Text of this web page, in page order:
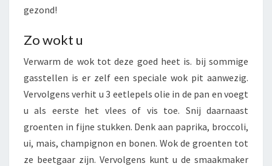
gezond!
Zo wokt u
Verwarm de wok tot deze goed heet is. bij sommige
gasstellen is er zelf een speciale wok pit aanwezig.
Vervolgens verhit u 3 eetlepels olie in de pan en voegt
u als eerste het vlees of vis toe. Snij daarnaast
groenten in fijne stukken. Denk aan paprika, broccoli,
ui, mais, champignon en bonen. Wok de groenten tot
ze beetgaar zijn. Vervolgens kunt u de smaakmaker